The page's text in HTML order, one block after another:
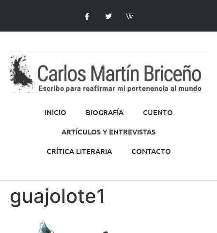
INICIO BIOGRAFÍA
CUENTO
ARTÍCULOS Y ENTREVISTAS
CRÍTICA LITERARIA
CONTACTO
guajolote1